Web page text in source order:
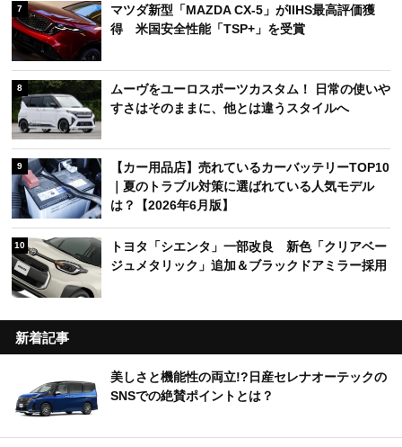
7
マツダ新型「MAZDA CX-5」がIIHS最高評価獲
得 米国安全性能「TSP+」を受賞
8
ムーヴをユーロスポーツカスタム！ 日常の使いや
すさはそのままに、他とは違うスタイルへ
9
【カー用品店】売れているカーバッテリーTOP10
｜夏のトラブル対策に選ばれている人気モデル
は？【2026年6月版】
10
トヨタ「シエンタ」一部改良 新色「クリアベー
ジュメタリック」追加＆ブラックドアミラー採用
新着記事
美しさと機能性の両立!?日産セレナオーテックの
SNSでの絶賛ポイントとは？